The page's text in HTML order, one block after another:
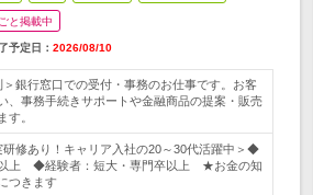
と掲載中
予定日： 2026/08/10
＞銀行窓口での受付・事務のお仕事です。お客
、事務手続きサポートや金融商品の提案・販売
す。
研修あり！キャリア入社の20～30代活躍中＞◆
上 ◆経験者：短大・専門卒以上 ★お金の知
つきます